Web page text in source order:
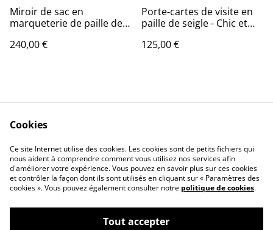
Miroir de sac en
marqueterie de paille de
unique et raffiné
240,00 €
Porte-cartes de visite en
paille de seigle - Chic et
125,00 €
Mentions légales
Respect vie privée
Politique des cookies
Contact
Cookies
Ce site Internet utilise des cookies. Les cookies sont de petits fichiers qui
nous aident à comprendre comment vous utilisez nos services afin
d'améliorer votre expérience. Vous pouvez en savoir plus sur ces cookies
et contrôler la façon dont ils sont utilisés en cliquant sur « Paramètres des
cookies ». Vous pouvez également consulter notre politique de cookies.
Tout accepter